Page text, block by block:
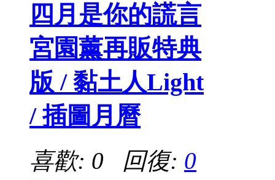
四月是你的謊言
宮園薰再販特典
版 / 黏土人Light
/ 插圖月曆
喜歡: 0 回復: 0